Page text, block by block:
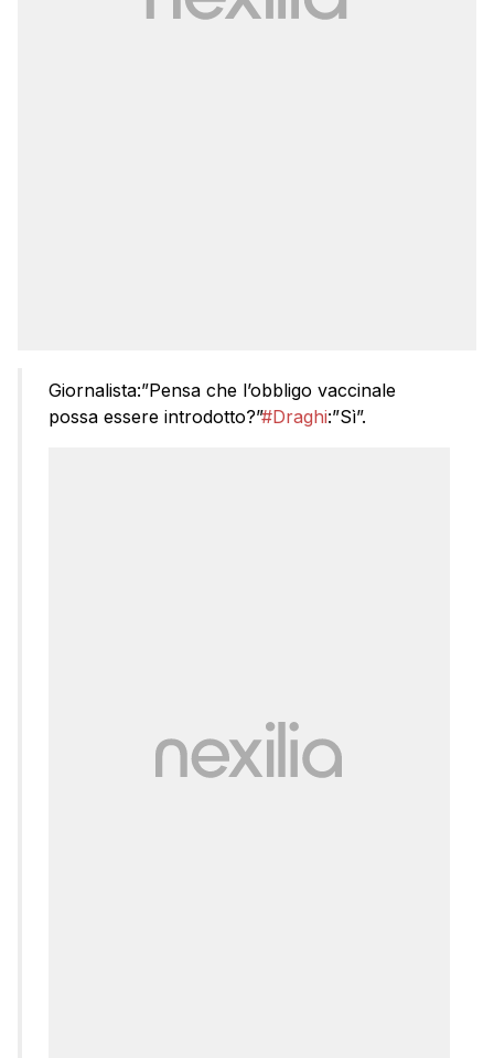
Giornalista:”Pensa che l’obbligo vaccinale
possa essere introdotto?”#Draghi:”Sì”.